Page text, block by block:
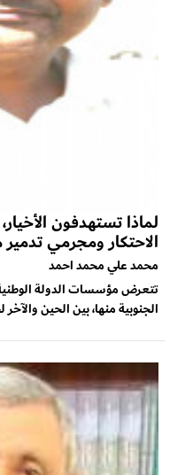
لماذا تستهدفون
الاحتكار ومجرمي
محمد علي محمد احمد
تتعرض مؤسسات الدولة الوطنية
الجنوبية منها، بين الحين